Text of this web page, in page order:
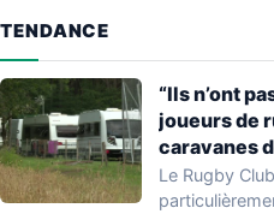
TENDANCE
“Ils n’ont
joueurs de
caravanes
s’installer
délogent en
Le Rugby